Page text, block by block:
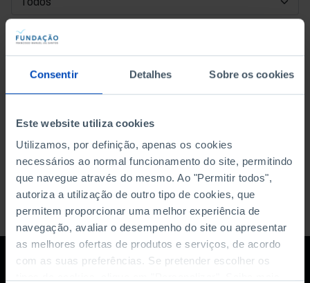
Consentir Detalhes Sobre os cookies
Este website utiliza cookies
Utilizamos, por definição, apenas os cookies
necessários ao normal funcionamento do site, permitindo
que navegue através do mesmo. Ao "Permitir todos",
autoriza a utilização de outro tipo de cookies, que
permitem proporcionar uma melhor experiência de
navegação, avaliar o desempenho do site ou apresentar
as melhores ofertas de produtos e serviços, de acordo
com as suas preferências. Se pretender escolher os
DATA DE INÍCIO
DATA DE FIM